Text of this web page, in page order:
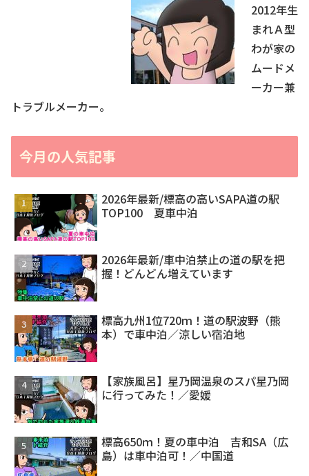
2012年生
まれＡ型
わが家の
ムードメ
ーカー兼
トラブルメーカー。
今月の人気記事
2026年最新/標高の高いSAPA道の駅
TOP100 夏車中泊
2026年最新/車中泊禁止の道の駅を把
握！どんどん増えています
標高九州1位720ｍ！道の駅波野（熊
本）で車中泊／涼しい宿泊地
【家族風呂】星乃岡温泉のスパ星乃岡
に行ってみた！／愛媛
標高650ｍ！夏の車中泊 吉和SA（広
島）は車中泊可！／中国道